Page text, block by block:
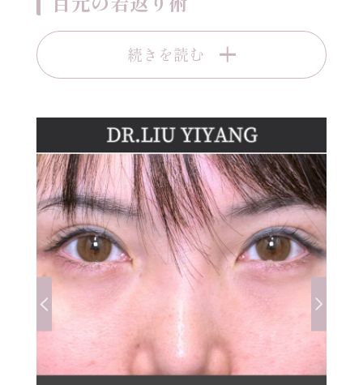
続きを読む